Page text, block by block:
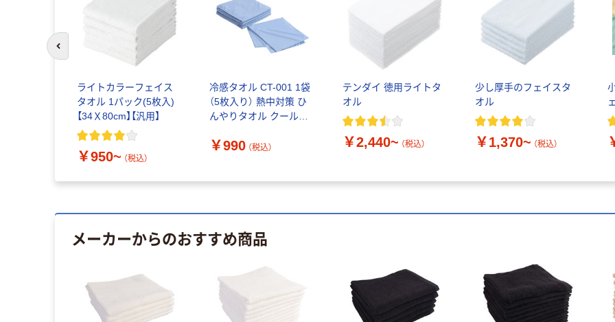
ライトカラーフェイス
タオル 1パック(5枚入)
【34Ｘ80cm】【汎用】
￥950~ （税込）
冷感タオル CT-001 1袋
（5枚入り） 熱中対策 ひ
んやりタオル クールタ
リーテイルリンク オリ
￥990 （税込）
テンダイ 徳用ライトタ
オル
￥2,440~ （税込）
少し厚手のフェイスタ
オル
￥1,370~ （税込）
メーカーからのおすすめ商品